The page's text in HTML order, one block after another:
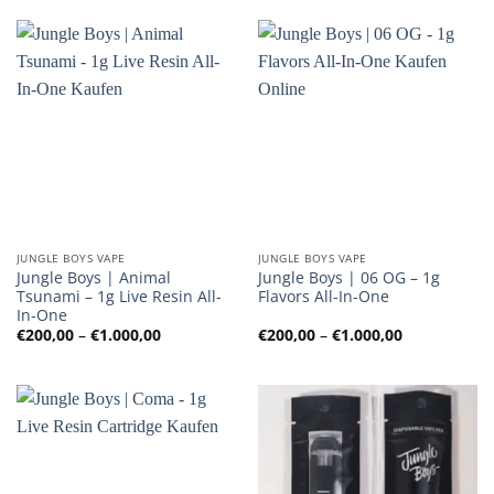
JUNGLE BOYS VAPE
Jungle Boys | Animal
Tsunami – 1g Live Resin All-
In-One
€200,00 – €1.000,00Preisspanne:
€200,00
JUNGLE BOYS VAPE
Jungle Boys | 06 OG – 1g
Flavors All-In-One
€200,00 – €1.000,00
€200,00